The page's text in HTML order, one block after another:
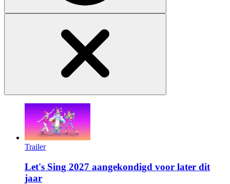
Trailer
Let's Sing 2027 aangekondigd voor later dit
jaar